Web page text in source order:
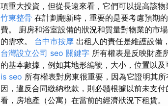
項重大投資，但從長遠來看，它們可以提高該物
竹東整骨 在計劃翻新時，重要的是要考慮預期
費。 廚房和浴室設備的狀況和質量對物業的市
的需求。 台中市按摩 出租人的責任是維護設備
台灣設立公司 seo 關鍵字 所有權表是反映財產
的基本數據，例如其地形編號，大小，位置以及
is seo 所有權表對房東很重要，因為它證明其
因，違反合同繳納稅款，則必鬚根據以前未支
看，房地產（公寓）在當前的經濟狀況下租賃